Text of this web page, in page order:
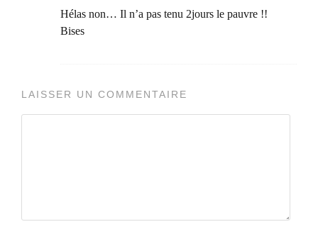
Hélas non… Il n’a pas tenu 2jours le pauvre !!
Bises
LAISSER UN COMMENTAIRE